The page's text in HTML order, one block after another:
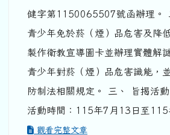
健字第1150065507號函辦理。
青少年免於菸（煙）品危害及降
製作衛教宣導圖卡並辦理實體解
青少年對菸（煙）品危害識能，
防制法相關規定。 三、 旨揭活
活動時間：115年7月13日至
觀看完整文章